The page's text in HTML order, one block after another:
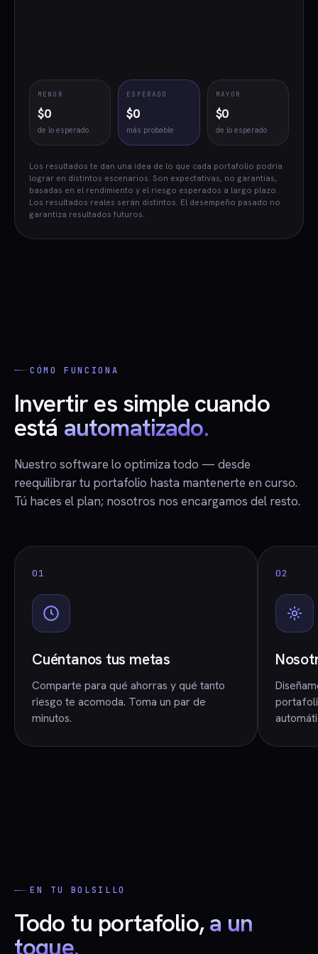
MENOR
$0
de lo esperado
ESPERADO
$0
más probable
MAYOR
$0
de lo esperado
Los resultados te dan una idea de lo que cada portafolio podría
lograr en distintos escenarios. Son expectativas, no garantías,
basadas en el rendimiento y el riesgo esperados a largo plazo.
Los resultados reales serán distintos. El desempeño pasado no
garantiza resultados futuros.
CÓMO FUNCIONA
Invertir es simple cuando
está automatizado.
Nuestro software lo optimiza todo — desde
reequilibrar tu portafolio hasta mantenerte en curso.
Tú haces el plan; nosotros nos encargamos del resto.
01
Cuéntanos tus metas
Comparte para qué ahorras y qué tanto
riesgo te acomoda. Toma un par de
minutos.
02
EN TU BOLSILLO
Todo tu portafolio,a un
toque.